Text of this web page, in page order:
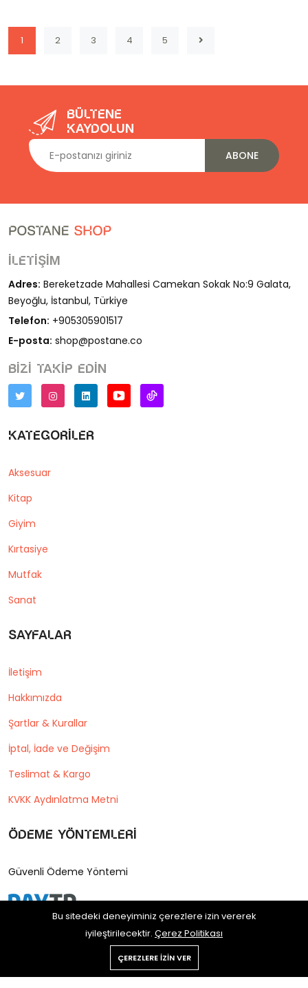
1 2 3 4 5
Bültene
kaydolun
ABONE
İletişim
Adres: Bereketzade Mahallesi Camekan Sokak No:9 Galata,
Beyoğlu, İstanbul, Türkiye
Telefon: +905305901517
E-posta: shop@postane.co
Bizi takip edin
Kategoriler
Aksesuar
Kitap
Giyim
Kırtasiye
Mutfak
Sanat
Sayfalar
İletişim
Hakkımızda
Şartlar & Kurallar
İptal, İade ve Değişim
Teslimat & Kargo
KVKK Aydınlatma Metni
Ödeme Yöntemleri
Güvenli Ödeme Yöntemi
Copyright © 2025 Postane Shop
Tüm hakları saklıdır.
Bu sitedeki deneyiminiz çerezlere izin vererek
iyileştirilecektir. Çerez Politikası
ÇEREZLERE IZIN VER